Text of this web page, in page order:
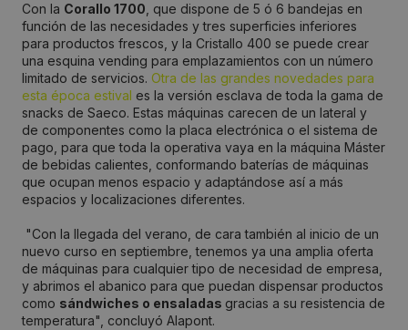
Con la Corallo 1700, que dispone de 5 ó 6 bandejas en
función de las necesidades y tres superficies inferiores
para productos frescos, y la Cristallo 400 se puede crear
una esquina vending para emplazamientos con un número
limitado de servicios. Otra de las grandes novedades para
esta época estival es la versión esclava de toda la gama de
snacks de Saeco. Estas máquinas carecen de un lateral y
de componentes como la placa electrónica o el sistema de
pago, para que toda la operativa vaya en la máquina Máster
de bebidas calientes, conformando baterías de máquinas
que ocupan menos espacio y adaptándose así a más
espacios y localizaciones diferentes.
"Con la llegada del verano, de cara también al inicio de un
nuevo curso en septiembre, tenemos ya una amplia oferta
de máquinas para cualquier tipo de necesidad de empresa,
y abrimos el abanico para que puedan dispensar productos
como sándwiches o ensaladas gracias a su resistencia de
temperatura", concluyó Alapont.